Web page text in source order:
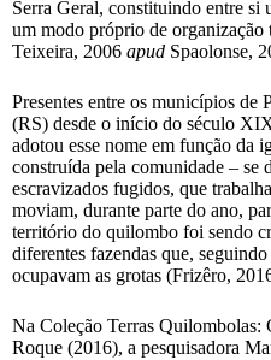
Serra Geral, constituindo entre si
um modo próprio de
Teixeira, 2006 apud Spaolonse,
Presentes entre os municípios de
(RS) desde o início do século
adotou esse nome em função da
construída pela comunidade – se
escravizados fugidos, que
moviam, durante parte do ano,
território do quilombo foi sendo
diferentes fazendas que,
ocupavam as grotas (Frizêro,
Na Coleção Terras
Roque (2016), a pesquisadora